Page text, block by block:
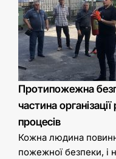
Протипожежна
частина
процесів
Кожна людина
пожежної безпеки, і